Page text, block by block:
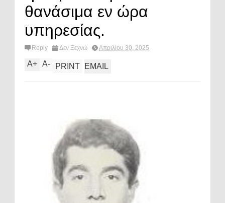
θανάσιμα εν ώρα
υπηρεσίας.
Reply Δεν Ξεχνώ Απριλίου 30, 2025
A+ A- PRINT EMAIL